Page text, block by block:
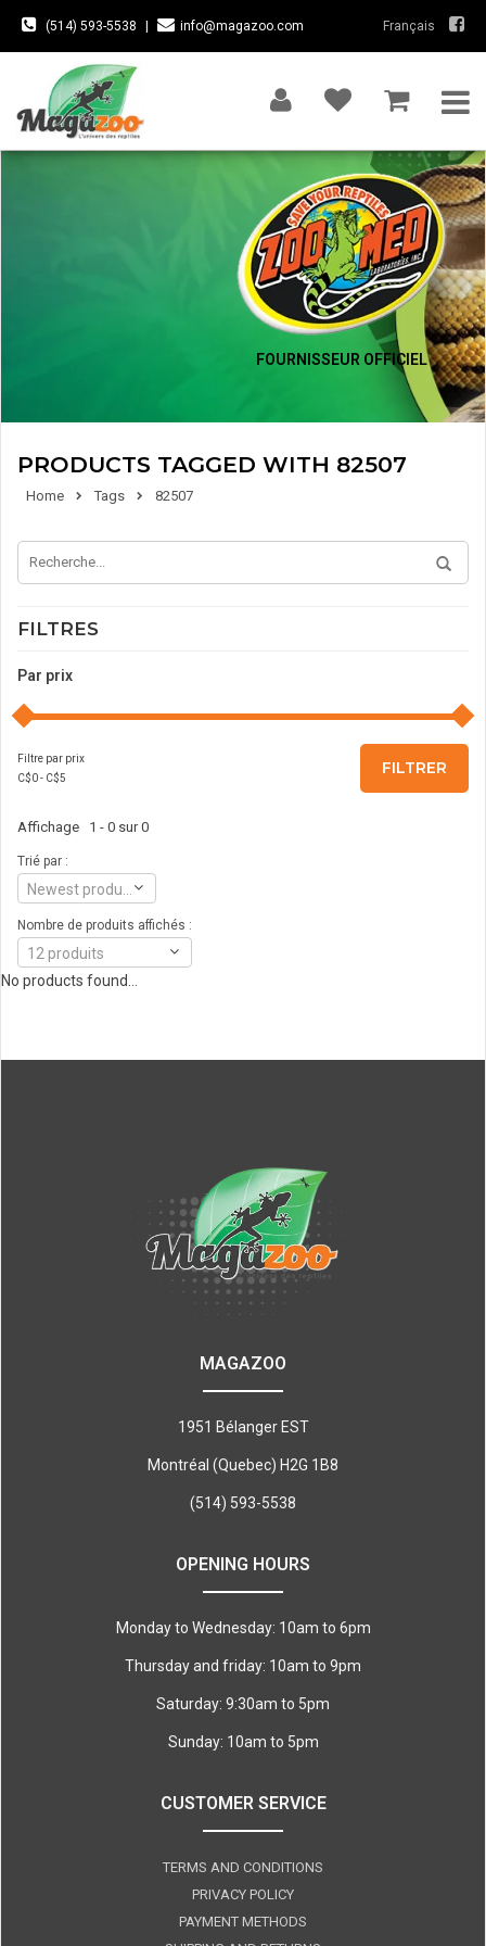
(514) 593-5538 info@magazoo.com Français
FOURNISSEUR OFFICIEL
PRODUCTS TAGGED WITH 82507
Home Tags 82507
FILTRES
Par prix
Filtre par prix
C$0- C$5
FILTRER
Affichage 1 - 0 sur 0
Trié par :
Nombre de produits affichés :
12 produits
No products found...
MAGAZOO
1951 Bélanger EST
Montréal (Quebec) H2G 1B8
(514) 593-5538
OPENING HOURS
Monday to Wednesday: 10am to 6pm
Thursday and friday: 10am to 9pm
Saturday: 9:30am to 5pm
Sunday: 10am to 5pm
CUSTOMER SERVICE
TERMS AND CONDITIONS
PRIVACY POLICY
PAYMENT METHODS